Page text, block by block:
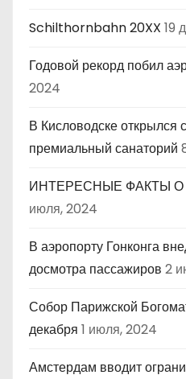
Schilthornbahn 20XX 19
Годовой рекорд побил
2024
В Кисловодске открылся
премиальный санаторий
ИНТЕРЕСНЫЕ ФАКТЫ
июля, 2024
В аэропорту Гонконга
досмотра пассажиров 2
Собор Парижской
декабря 1 июля, 2024
Амстердам вводит